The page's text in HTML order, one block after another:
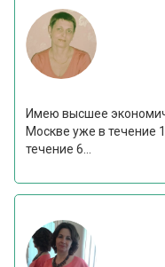
Имею высшее
Москве уже в течение
течение 6...